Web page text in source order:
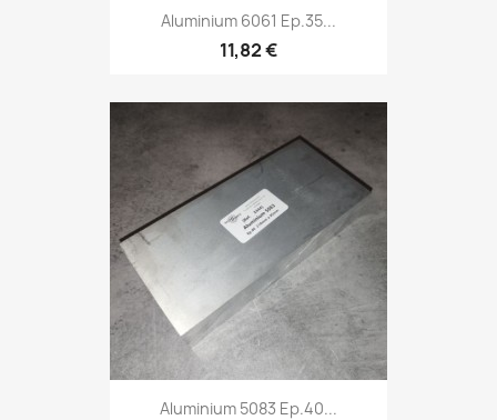
Aluminium 6061 Ep.35...
11,82 €
Aluminium 5083 Ep.40...